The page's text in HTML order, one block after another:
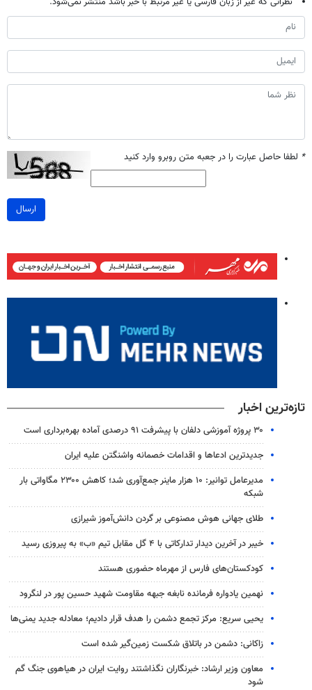
* لطفا حاصل عبارت را در جعبه متن روبرو وارد کنید
ارسال
تازه‌ترین اخبار
۳۰ پروژه آموزشی دلفان با پیشرفت ۹۱ درصدی آماده بهره‌برداری است
جدیدترین ادعاها و اقدامات خصمانه واشنگتن علیه ایران
مدیرعامل توانیر: ۱۰ هزار ماینر جمع‌آوری شد؛ کاهش ۲۳۰۰ مگاواتی بار
شبکه
طلای جهانی هوش مصنوعی بر گردن دانش‌آموز شیرازی
خیبر در آخرین دیدار تدارکاتی با ۴ گل مقابل تیم «ب» به پیروزی رسید
کودکستان‌های فارس از مهرماه حضوری هستند
نهمین یادواره فرمانده نابغه جبهه مقاومت شهید حسین پور در لنگرود
یحیی سریع: مرکز تجمع دشمن را هدف قرار دادیم؛ معادله جدید یمنی‌ها
زاکانی: دشمن در باتلاق شکست زمین‌گیر شده است
معاون وزیر ارشاد: خبرنگاران نگذاشتند روایت ایران در هیاهوی جنگ گم
شود